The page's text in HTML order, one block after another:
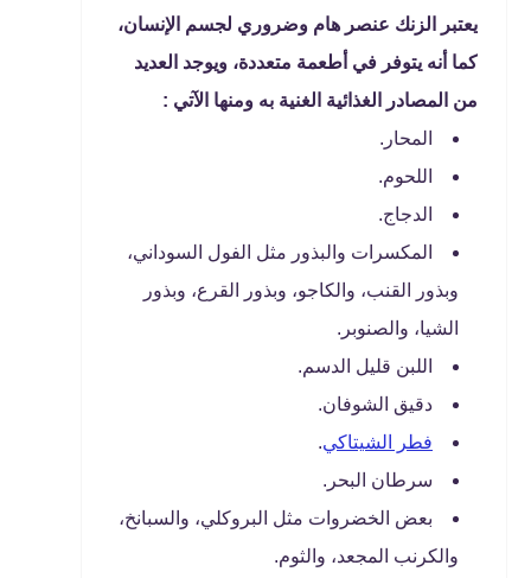
يعتبر الزنك عنصر هام وضروري لجسم الإنسان،
كما أنه يتوفر في أطعمة متعددة، ويوجد العديد
من المصادر الغذائية الغنية به ومنها الآتي :
المحار.
اللحوم.
الدجاج.
المكسرات والبذور مثل الفول السوداني،
وبذور القنب، والكاجو، وبذور القرع، وبذور
الشيا، والصنوبر.
اللبن قليل الدسم.
دقيق الشوفان.
فطر الشيتاكي.
سرطان البحر.
بعض الخضروات مثل البروكلي، والسبانخ،
والكرنب المجعد، والثوم.